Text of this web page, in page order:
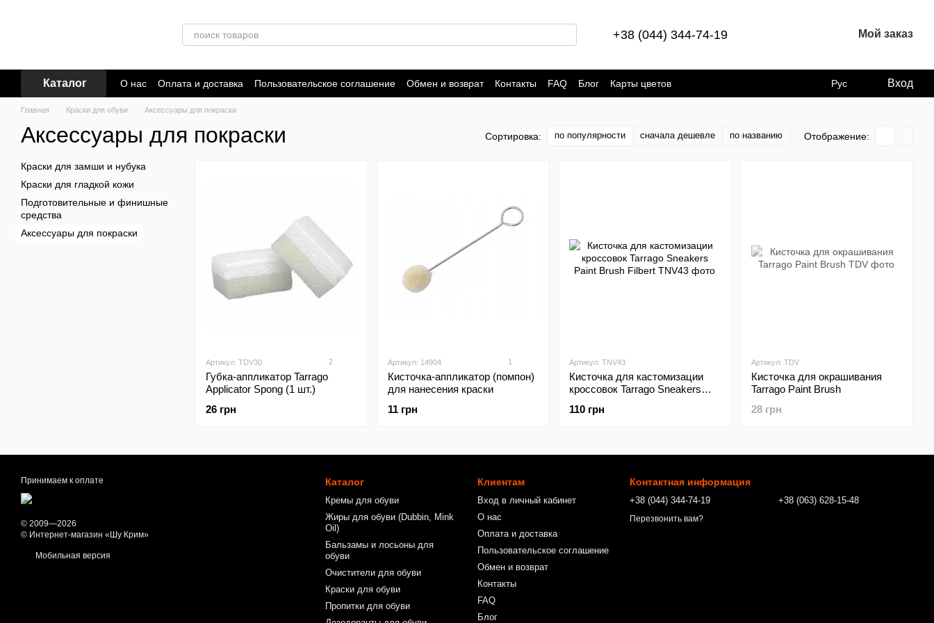
+38 (044) 344-74-19 Мой заказ
Каталог О нас Оплата и доставка Пользовательское соглашение Обмен и возврат Контакты FAQ Блог Карты цветов Рус Вход
Главная Краски для обуви Аксессуары для покраски
Аксессуары для покраски Сортировка: по популярности сначала дешевле по названию Отображение:
Артикул: TDV30 2
Губка-аппликатор Tarrago
Applicator Spong (1 шт.)
26 грн
Артикул: 14904 1
Кисточка-аппликатор (помпон)
для нанесения краски
11 грн
Артикул: TNV43
Кисточка для кастомизации
кроссовок Tarrago Sneakers
110 грн
Артикул: TDV
Кисточка для окрашивания
Tarrago Paint Brush
28 грн
Краски для замши и нубука
Краски для гладкой кожи
Подготовительные и финишные
средства
Аксессуары для покраски
Принимаем к оплате
© 2009—2026
© Интернет-магазин «Шу Крим»
Мобильная версия
Каталог
Кремы для обуви
Жиры для обуви (Dubbin, Mink
Oil)
Бальзамы и лосьоны для
обуви
Очистители для обуви
Краски для обуви
Пропитки для обуви
Клиентам
Вход в личный кабинет
О нас
Оплата и доставка
Пользовательское соглашение
Обмен и возврат
Контакты
FAQ
Блог
Контактная информация
+38 (044) 344-74-19
Перезвонить вам?
+38 (063) 628-15-48